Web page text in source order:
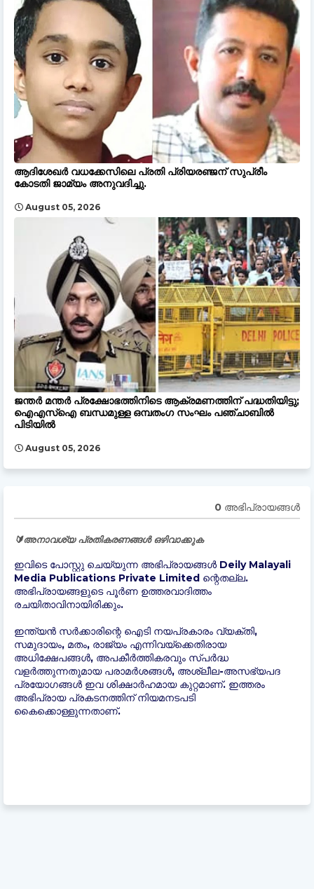
ആദിശേഖർ വധക്കേസിലെ പ്രതി പ്രിയരഞ്ജന് സുപ്രീം
കോടതി ജാമ്യം അനുവദിച്ചു.
August 05, 2026
ജന്തർ മന്തർ പ്രക്ഷോഭത്തിനിടെ ആക്രമണത്തിന് പദ്ധതിയിട്ടു;
ഐഎസ്ഐ ബന്ധമുള്ള ഒമ്പതംഗ സംഘം പഞ്ചാബിൽ
പിടിയിൽ
August 05, 2026
0 അഭിപ്രായങ്ങള്‍
🔰അനാവശ്യ പ്രതികരണങ്ങൾ ഒഴിവാക്കുക
ഇവിടെ പോസ്റ്റു ചെയ്യുന്ന അഭിപ്രായങ്ങൾ Deily Malayali
Media Publications Private Limited ന്റെതല്ല.
അഭിപ്രായങ്ങളുടെ പൂർണ ഉത്തരവാദിത്തം
രചയിതാവിനായിരിക്കും.
ഇന്ത്യന്‍ സർക്കാരിന്റെ ഐടി നയപ്രകാരം വ്യക്തി,
സമുദായം, മതം, രാജ്യം എന്നിവയ്ക്കെതിരായ
അധിക്ഷേപങ്ങൾ, അപകീർത്തികരവും സ്പർദ്ധ
വളർത്തുന്നതുമായ പരാമർശങ്ങൾ, അശ്ലീല-അസഭ്യപദ
പ്രയോഗങ്ങൾ ഇവ ശിക്ഷാർഹമായ കുറ്റമാണ്. ഇത്തരം
അഭിപ്രായ പ്രകടനത്തിന് നിയമനടപടി
കൈക്കൊള്ളുന്നതാണ്.